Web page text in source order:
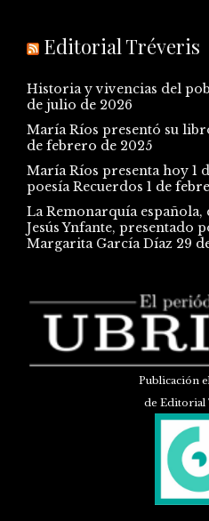
Editorial Tréveris
Historia y vivencias del
de julio de 2026
María Ríos presentó su
de febrero de 2025
María Ríos presenta hoy 1
poesía Recuerdos 1 de
La Remonarquía
Jesús Ynfante, presentado
Margarita García Díaz 29
Publicación
de Editorial